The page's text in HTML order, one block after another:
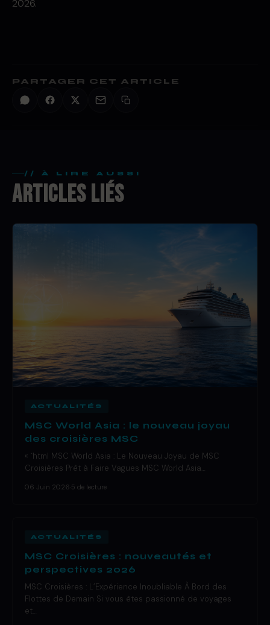
2026.
PARTAGER CET ARTICLE
// À LIRE AUSSI
ARTICLES LIÉS
ACTUALITÉS
MSC World Asia : le nouveau joyau
des croisières MSC
« `html MSC World Asia : Le Nouveau Joyau de MSC
Croisières Prêt à Faire Vagues MSC World Asia…
06 Juin 2026 5 de lecture
ACTUALITÉS
MSC Croisières : nouveautés et
perspectives 2026
MSC Croisières : L’Expérience Inoubliable À Bord des
Flottes de Demain Si vous êtes passionné de voyages
et…